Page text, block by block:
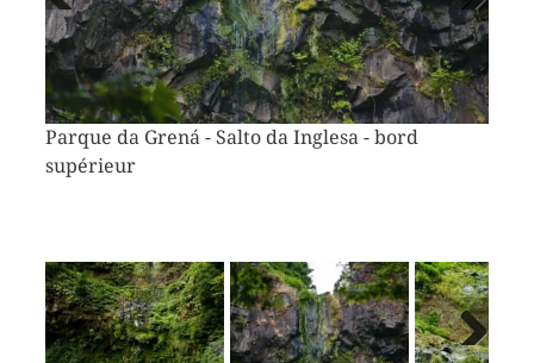
Parque da Grená - Salto da Inglesa - bord
supérieur
Vorheriges
Bild
Bild